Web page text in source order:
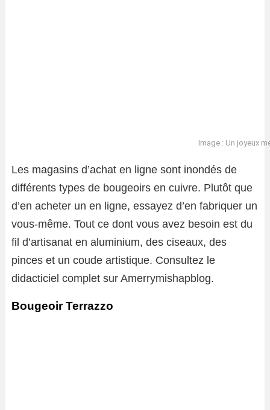
Image : Un joyeux
Les magasins d’achat en ligne sont inondés de
différents types de bougeoirs en cuivre. Plutôt que
d’en acheter un en ligne, essayez d’en fabriquer un
vous-même. Tout ce dont vous avez besoin est du
fil d’artisanat en aluminium, des ciseaux, des
pinces et un coude artistique. Consultez le
didacticiel complet sur Amerrymishapblog.
Bougeoir Terrazzo